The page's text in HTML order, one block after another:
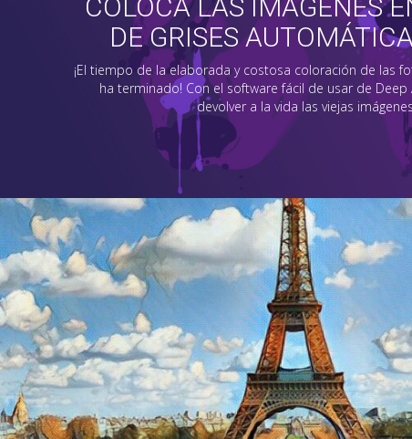
COLOCA LAS IMÁGENES
DE GRISES
¡El tiempo de la elaborada y costosa coloración de las
ha terminado! Con el software fácil de usar de Deep
devolver a la vida las viejas